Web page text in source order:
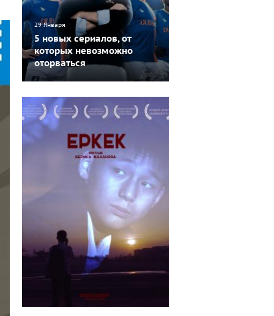
29 Января
5 новых сериалов, от
которых невозможно
оторваться